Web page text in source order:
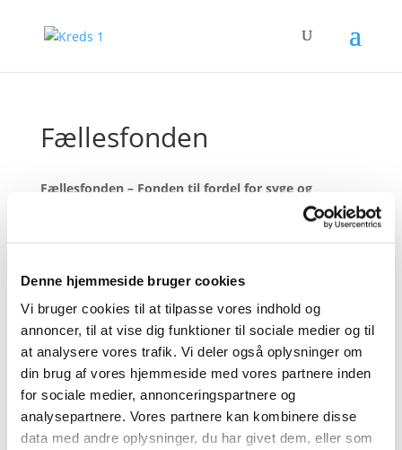
Denne hjemmeside bruger cookies
Vi bruger cookies til at tilpasse vores indhold og
annoncer, til at vise dig funktioner til sociale medier og til
at analysere vores trafik. Vi deler også oplysninger om
din brug af vores hjemmeside med vores partnere inden
for sociale medier, annonceringspartnere og
analysepartnere. Vores partnere kan kombinere disse
data med andre oplysninger, du har givet dem, eller som
Fællesfonden
Fællesfonden – Fonden til fordel for syge og
værdigt trængende journalister samt sådannes
trængende journalister samt sådannes efterladte
enker eller enkemænd. Legatmodtagere skal være
medlem af Kreds 1 eller enke/enkemand efter et
Kreds 1-medlem.
Ansøgningsfrist er hvert år i enten februar eller
marts måned – hold øje med hjemmesiden. Skriftlig
ansøgning sendes til Kreds 1, Gammel Strand 46,
1202 København.